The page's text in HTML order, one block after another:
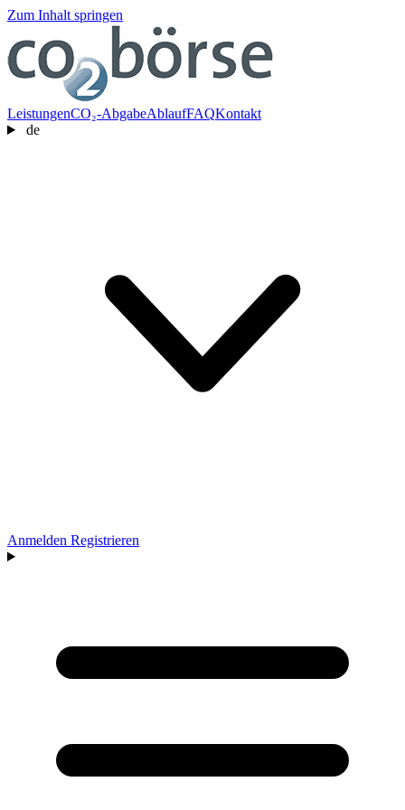
Zum Inhalt springen
LeistungenCO₂-AbgabeAblaufFAQKontakt
de
Anmelden Registrieren